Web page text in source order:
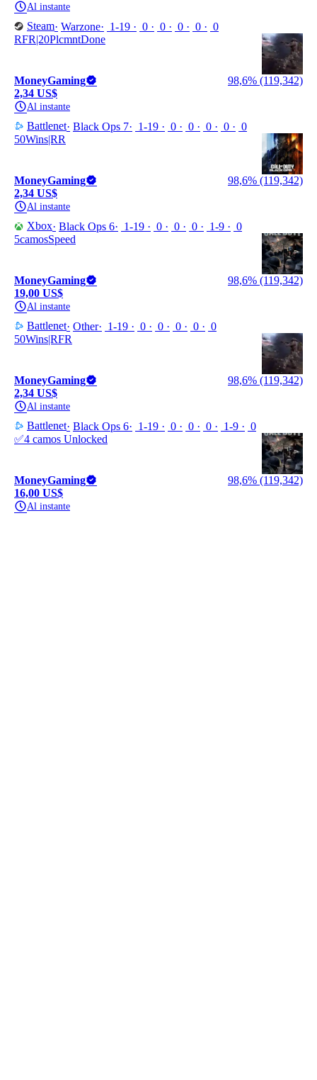
Al instante
Steam Warzone 1-19 0 0 0 0
0
RFR|20PlcmntDone
MoneyGaming
98,6% (119,342)
2,34 US$
Al instante
Battlenet Black Ops 7 1-19 0 0 0 0
0
50Wins|RR
MoneyGaming
98,6% (119,342)
2,34 US$
Al instante
Xbox Black Ops 6 1-19 0 0 0 1-9
0
5camosSpeed
MoneyGaming
98,6% (119,342)
19,00 US$
Al instante
Battlenet Other 1-19 0 0 0 0
0
50Wins|RFR
MoneyGaming
98,6% (119,342)
2,34 US$
Al instante
Battlenet Black Ops 6 1-19 0 0 0 1-9
0
✅4 camos Unlocked
MoneyGaming
98,6% (119,342)
16,00 US$
Al instante